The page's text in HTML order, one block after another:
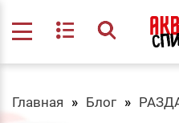
Главная Блог